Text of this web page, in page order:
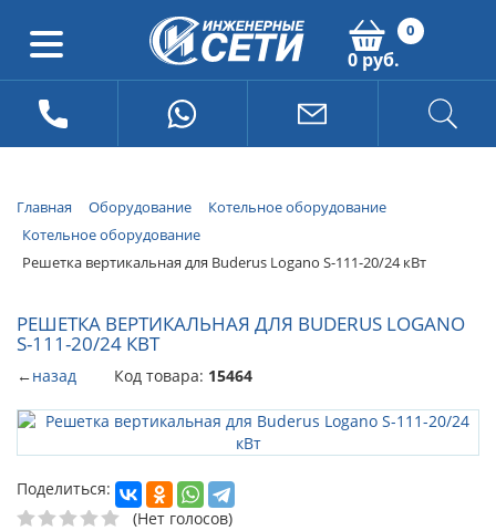
0
0 руб.
Главная Оборудование
Котельное оборудование
Котельное оборудование
Решетка вертикальная для Buderus Logano S-111-20/24 кВт
РЕШЕТКА ВЕРТИКАЛЬНАЯ ДЛЯ BUDERUS LOGANO
S-111-20/24 КВТ
←назад Код товара: 15464
Поделиться:
(Нет голосов)